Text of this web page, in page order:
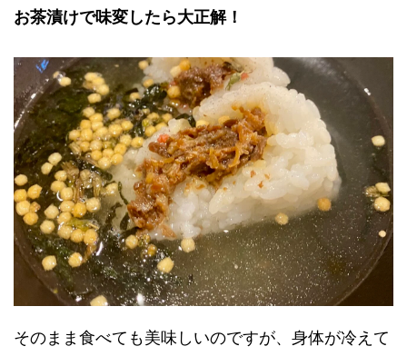
お茶漬けで味変したら大正解！
そのまま食べても美味しいのですが、身体が冷えて